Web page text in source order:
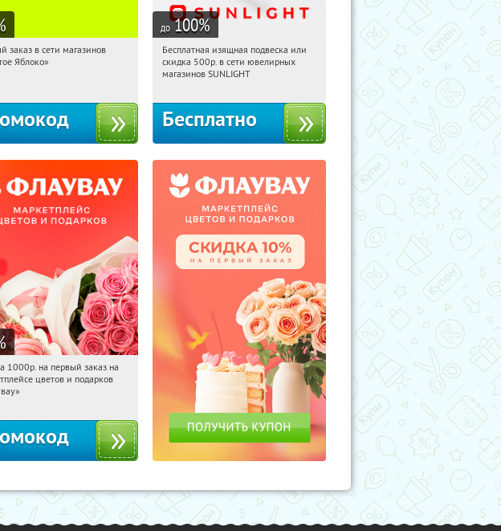
Получи первым!
заказ в сети магазинов
Яблоко»
до 100%
00:54:10 Получили:
Россия
Бесплатная изящная подвеска или
скидка 500р. в сети ювелирных
магазинов SUNLIGHT
Бесплатно
Получили:
1000р. на первый заказ на
цветов и подарков